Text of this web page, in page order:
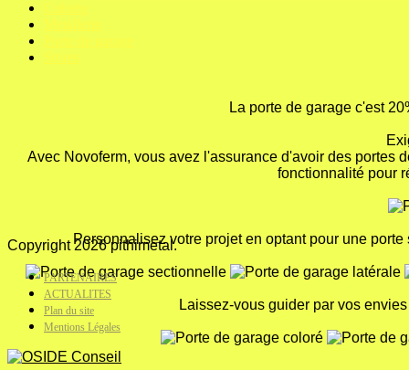
La porte de garage c'est
Avec Novoferm, vous avez l'assurance d'avoir des portes
fonctionnalité pour
Personnalisez votre projet en optant pour une
Laissez-vous guider par vos
Copyright 2026 pithimetal.
PARTENAIRES
ACTUALITES
Plan du site
Mentions Légales